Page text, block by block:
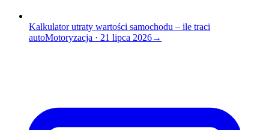
Kalkulator utraty wartości samochodu – ile traci
autoMotoryzacja · 21 lipca 2026→